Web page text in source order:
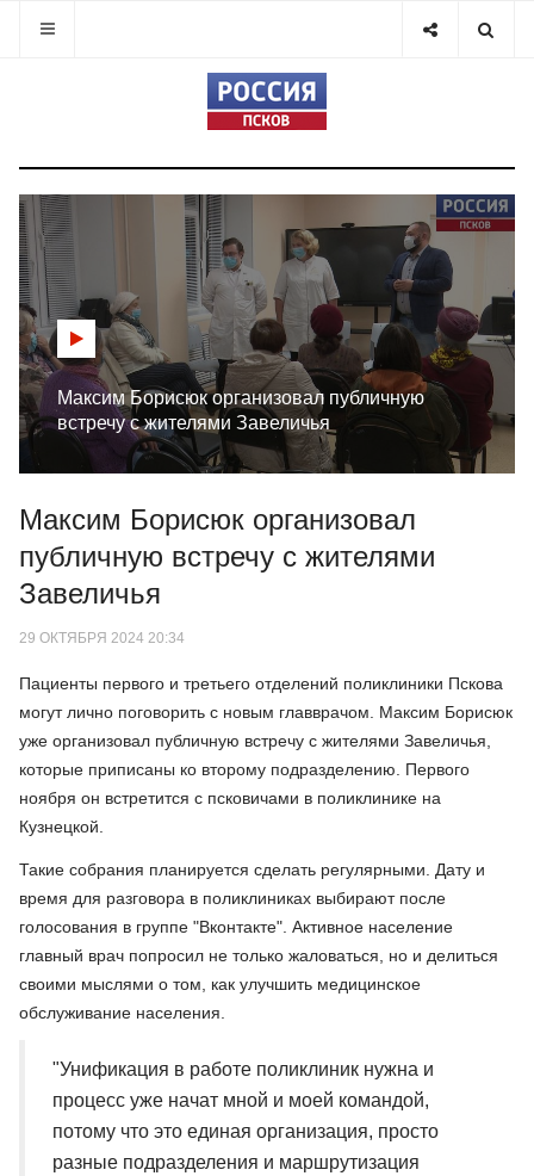
Максим Борисюк организовал публичную
встречу с жителями Завеличья
Максим Борисюк организовал
публичную встречу с жителями
Завеличья
29 ОКТЯБРЯ 2024 20:34
Пациенты первого и третьего отделений поликлиники Пскова
могут лично поговорить с новым главврачом. Максим Борисюк
уже организовал публичную встречу с жителями Завеличья,
которые приписаны ко второму подразделению. Первого
ноября он встретится с псковичами в поликлинике на
Кузнецкой.
Такие собрания планируется сделать регулярными. Дату и
время для разговора в поликлиниках выбирают после
голосования в группе "Вконтакте". Активное население
главный врач попросил не только жаловаться, но и делиться
своими мыслями о том, как улучшить медицинское
обслуживание населения.
"Унификация в работе поликлиник нужна и
процесс уже начат мной и моей командой,
потому что это единая организация, просто
разные подразделения и маршрутизация